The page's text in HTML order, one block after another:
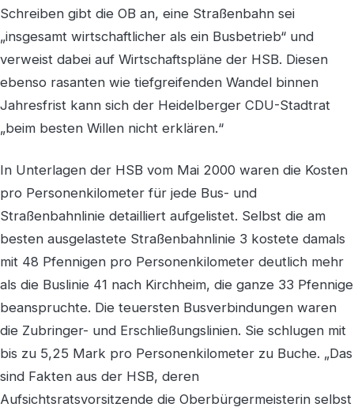
Schreiben gibt die OB an, eine Straßenbahn sei
„insgesamt wirtschaftlicher als ein Busbetrieb“ und
verweist dabei auf Wirtschaftspläne der HSB. Diesen
ebenso rasanten wie tiefgreifenden Wandel binnen
Jahresfrist kann sich der Heidelberger CDU-Stadtrat
„beim besten Willen nicht erklären.“
In Unterlagen der HSB vom Mai 2000 waren die Kosten
pro Personenkilometer für jede Bus- und
Straßenbahnlinie detailliert aufgelistet. Selbst die am
besten ausgelastete Straßenbahnlinie 3 kostete damals
mit 48 Pfennigen pro Personenkilometer deutlich mehr
als die Buslinie 41 nach Kirchheim, die ganze 33 Pfennige
beanspruchte. Die teuersten Busverbindungen waren
die Zubringer- und Erschließungslinien. Sie schlugen mit
bis zu 5,25 Mark pro Personenkilometer zu Buche. „Das
sind Fakten aus der HSB, deren
Aufsichtsratsvorsitzende die Oberbürgermeisterin selbst